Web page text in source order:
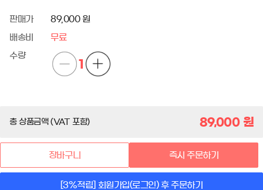
판매가 89,000 원
배송비 무료
수량
1
총 상품금액 (VAT 포함) 89,000원
장바구니 즉시 주문하기
[3%적립] 회원가입(로그인) 후 주문하기